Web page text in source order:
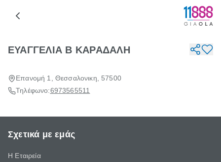
ΕΥΑΓΓΕΛΙΑ Β ΚΑΡΑΔΑΛΗ
Επανομή 1, Θεσσαλονικη, 57500
Τηλέφωνο:6973565511
Σχετικά με εμάς
Η Εταιρεία